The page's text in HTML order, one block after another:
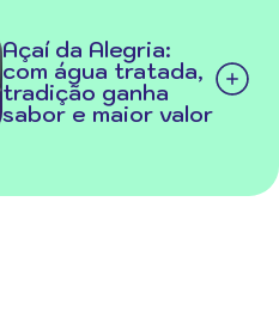
Açaí da Alegria:
com água tratada,
tradição ganha
sabor e maior valor